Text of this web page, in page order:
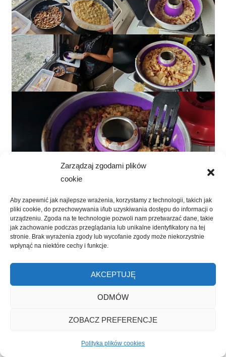
Zarządzaj zgodami plików
cookie
Aby zapewnić jak najlepsze wrażenia, korzystamy z technologii, takich jak
pliki cookie, do przechowywania i/lub uzyskiwania dostępu do informacji o
urządzeniu. Zgoda na te technologie pozwoli nam przetwarzać dane, takie
jak zachowanie podczas przeglądania lub unikalne identyfikatory na tej
stronie. Brak wyrażenia zgody lub wycofanie zgody może niekorzystnie
wpłynąć na niektóre cechy i funkcje.
AKCEPTUJĘ
ODMÓW
ZOBACZ PREFERENCJE
Polityka plików cookies
Wieczorem zaczął się piękny spektakl z zachodzącym
słońcem.